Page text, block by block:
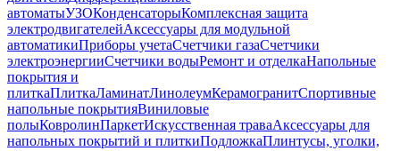
автоматыУЗОКонденсаторыКомплексная защита
электродвигателейАксессуары для модульной
автоматикиПриборы учетаСчетчики газаСчетчики
электроэнергииСчетчики водыРемонт и отделкаНапольные
покрытия и
плиткаПлиткаЛаминатЛинолеумКерамогранитСпортивные
напольные покрытияВиниловые
полыКовролинПаркетИскусственная траваАксессуары для
напольных покрытий и плиткиПодложкаПлинтусы, уголки,